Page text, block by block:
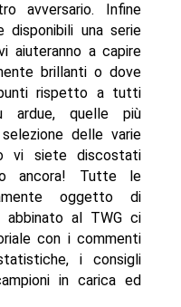
avversario. Infine
una serie
aiuteranno a capire
brillanti o dove
rispetto a tutti
ardue, quelle più
delle varie
vi siete discostati
ancora! Tutte le
oggetto di
abbinato al TWG ci
con i commenti
i consigli
in carica ed